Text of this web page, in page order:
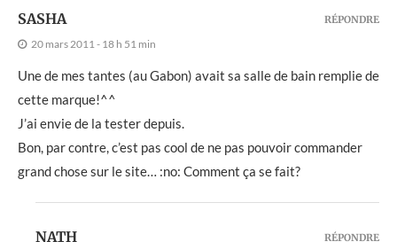
SASHA
20 mars 2011 - 18 h 51 min
Une de mes tantes (au Gabon) avait sa salle de bain remplie de
cette marque!^^
J’ai envie de la tester depuis.
Bon, par contre, c’est pas cool de ne pas pouvoir commander
grand chose sur le site… :no: Comment ça se fait?
RÉPONDRE
NATH RÉPONDRE